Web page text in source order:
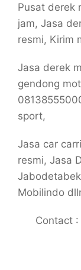
Pusat derek
jam, Jasa
resmi, Kirim
Jasa derek
gendong
sport,
Jasa car
resmi, Jasa
Mobilindo
Contact